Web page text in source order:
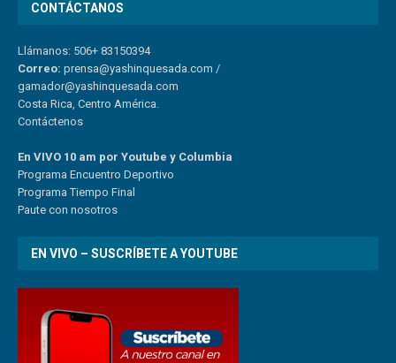
CONTÁCTANOS
Llámanos: 506+ 83150394
Correo: prensa@yashinquesada.com /
gamador@yashinquesada.com
Costa Rica, Centro América.
Contáctenos
En VIVO 10 am por Youtube y Columbia
Programa Encuentro Deportivo
Programa Tiempo Final
Paute con nosotros
EN VIVO – SUSCRÍBETE A YOUTUBE